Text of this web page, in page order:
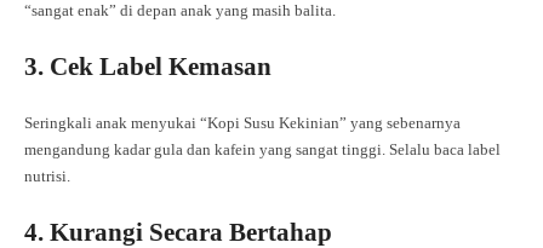
“sangat enak” di depan anak yang masih balita.
3. Cek Label Kemasan
Seringkali anak menyukai “Kopi Susu Kekinian” yang sebenarnya
mengandung kadar gula dan kafein yang sangat tinggi. Selalu baca label
nutrisi.
4. Kurangi Secara Bertahap